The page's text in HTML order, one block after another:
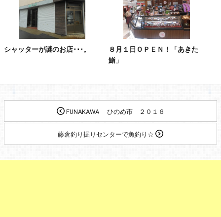
シャッターが謎のお店･･･。
８月１日ＯＰＥＮ！「あきた
鮨」
FUNAKAWA ひのめ市 ２０１６
藤倉釣り掘りセンターで魚釣り☆